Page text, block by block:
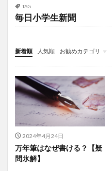
TAG
毎日小学生新聞
新着順 人気順
お勧めカテゴリ
投稿
学び
マンガ
電子書籍
2024年4月24日
万年筆はなぜ書ける？【疑
問氷解】